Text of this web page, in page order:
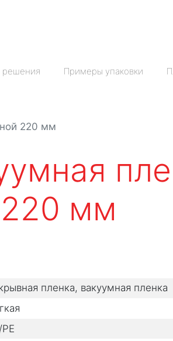
решения Примеры упаковки
220 мм
мм
пленка, вакуумная пленка